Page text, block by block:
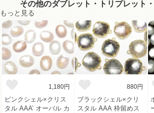
その他のダブレット・トリプレット
もっと見る
1,180円
ピンクシェル×クリス
タル AAA’ オーバル カ
880円
ブラックシェル×クリ
スタル AAA 枠留めス